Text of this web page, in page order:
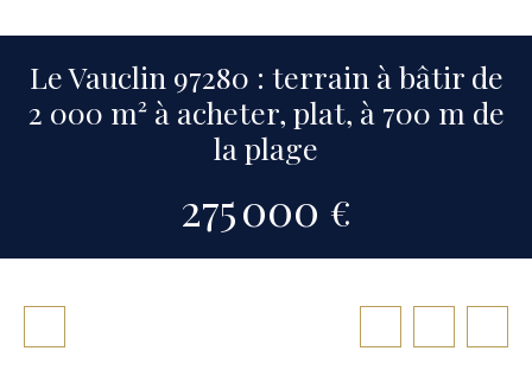
Le Vauclin 97280 : terrain à bâtir de
2 000 m² à acheter, plat, à 700 m de
la plage
275 000 €